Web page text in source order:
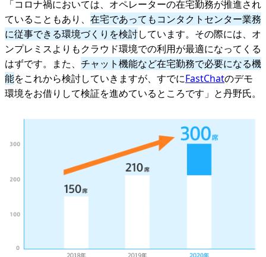
「コロナ禍においては、オペレーターの在宅勤務が推進され
ていることもあり、 在宅であってもコンタクトセンター業務
に従事できる環境づくりを検討しています。その際には、オ
ンプレミスよりもクラウド環境での利用が最適になってくる
はずです。また、 チャット機能など在宅勤務で必要になる機
能をこれから検討していきますが、すでにFastChatのデモ
環境をお借りして検証を進めているところです」と丹野氏。